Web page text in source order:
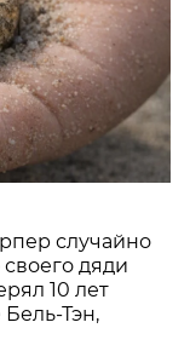
случайно
дяди
10 лет
Тэн,